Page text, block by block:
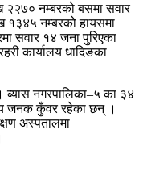
२२७० नम्बरको बसमा सवार
१३४५ नम्बरको हायसमा
सवार १४ जना पुरिएका
कार्यालय धादिङका
नगरपालिका–५ का ३४
जनक कुँवर रहेका छन् ।
अस्पतालमा